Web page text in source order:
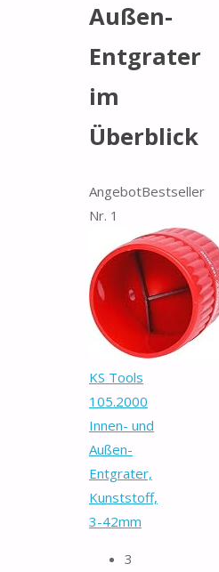
Außen-
Entgrater
im
Überblick
AngebotBestseller
Nr. 1
KS Tools
105.2000
Innen- und
Außen-
Entgrater,
Kunststoff,
3-42mm
3